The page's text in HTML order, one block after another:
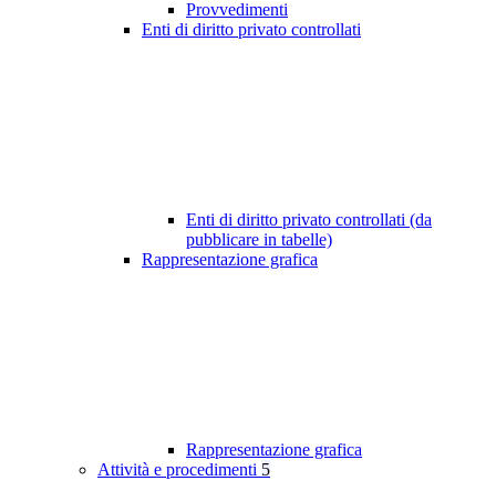
Provvedimenti
Enti di diritto privato controllati
Enti di diritto privato controllati (da
pubblicare in tabelle)
Rappresentazione grafica
Rappresentazione grafica
Attività e procedimenti 5